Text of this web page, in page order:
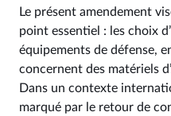
Le présent amendement
point essentiel : les choix
équipements de défense,
concernent des matériels
Dans un contexte
marqué par le retour de